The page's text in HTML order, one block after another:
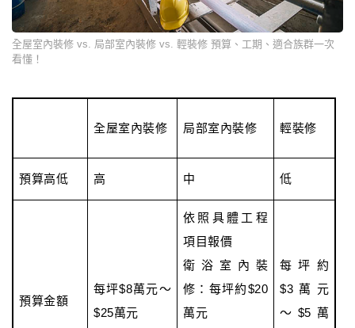
全屋室內裝修 vs. 局部室內裝修 vs. 輕裝修 預算、工期、適合族群一次
看懂！
全屋室內裝修 局部室內裝修 輕裝修
預算高低 高 中 低
預算金額
每坪$8萬元～
$25萬元
依照具體工程
項目報價
衛浴室內裝
修：每坪約$20
萬元
每坪約
$3萬元
～$5萬